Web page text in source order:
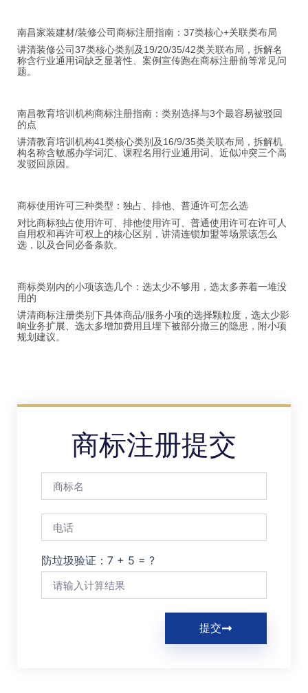
南昌家装建材/装修公司商标注册指南：37类核心+关联类布局
讲清装修公司37类核心类别及19/20/35/42类关联布局，拆解名
称含行业通用词缺乏显著性、案例宣传跑在商标注册前等常见问
题。
南昌教育培训机构商标注册指南：类别选择与3个最容易被驳回
的点
讲清教育培训机构41类核心类别及16/9/35类关联布局，拆解机
构名称含敏感办学词汇、课程名用行业通用词、近似冲突三个高
发驳回原因。
商标使用许可三种类型：独占、排他、普通许可怎么选
对比商标独占使用许可、排他使用许可、普通使用许可在许可人
自用权和再许可权上的核心区别，讲清连锁加盟等场景该怎么
选，以及合同必备条款。
商标类别内的小项该选几个：选太少不够用，选太多养着一堆没
用的
讲清商标注册类别下具体商品/服务小项的选择颗粒度，选太少影
响业务扩展、选太多增加费用且埋下被部分撤三的隐患，附小项
规划建议。
商标注册提交
防垃圾验证：7 + 5 = ?
提交